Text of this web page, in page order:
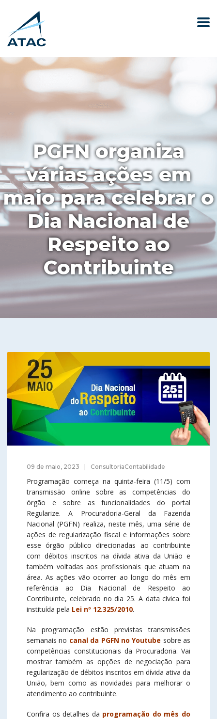
PGFN organiza
várias ações em
maio para celebrar o
Dia Nacional de
Respeito ao
Contribuinte
09 de maio, 2023 ConsultoriaContabilidade
Programação começa na quinta-feira (11/5) com
transmissão online sobre as competências do
órgão e sobre as funcionalidades do portal
Regularize. A Procuradoria-Geral da Fazenda
Nacional (PGFN) realiza, neste mês, uma série de
ações de regularização fiscal e informações sobre
esse órgão público direcionadas ao contribuinte
com débitos inscritos na dívida ativa da União e
também voltadas aos profissionais que atuam na
área. As ações vão ocorrer ao longo do mês em
referência ao Dia Nacional de Respeito ao
Contribuinte, celebrado no dia 25. A data cívica foi
instituída pela Lei nº 12.325/2010.
Na programação estão previstas transmissões
semanais no canal da PGFN no Youtube sobre as
competências constitucionais da Procuradoria. Vai
mostrar também as opções de negociação para
regularização de débitos inscritos em dívida ativa da
União, bem como as novidades para melhorar o
atendimento ao contribuinte.
Confira os detalhes da programação do mês do